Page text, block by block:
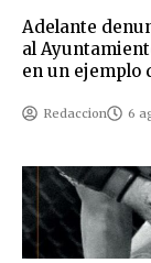
Adelante
al
en un ejemplo
Redaccion 6